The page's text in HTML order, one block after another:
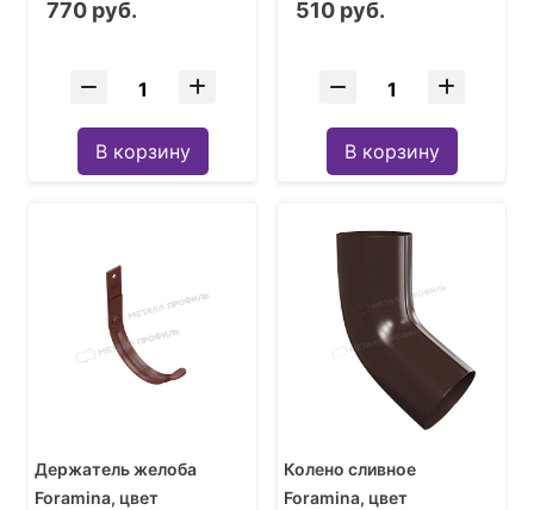
770 руб.
В корзину
510 руб.
В корзину
Держатель желоба
Foramina, цвет
Колено сливное
Foramina, цвет